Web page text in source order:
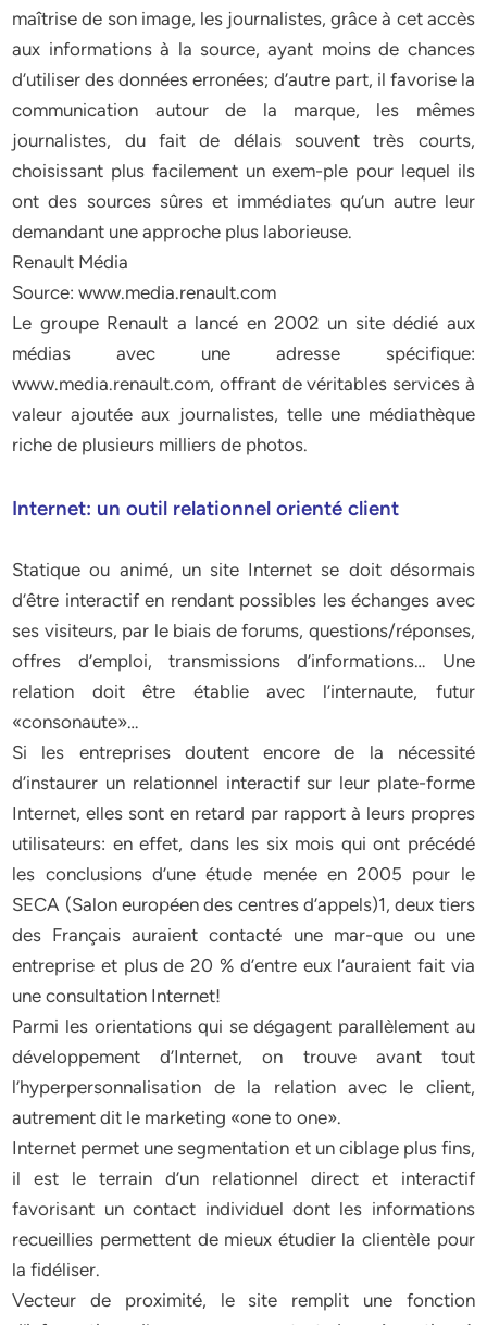
maîtrise de son image, les journalistes, grâce à cet accès
aux informations à la source, ayant moins de chances
d’utiliser des données erronées; d’autre part, il favorise la
communication autour de la marque, les mêmes
journalistes, du fait de délais souvent très courts,
choisissant plus facilement un exem-ple pour lequel ils
ont des sources sûres et immédiates qu’un autre leur
demandant une approche plus laborieuse.
Renault Média
Source: www.media.renault.com
Le groupe Renault a lancé en 2002 un site dédié aux
médias avec une adresse spécifique:
www.media.renault.com, offrant de véritables services à
valeur ajoutée aux journalistes, telle une médiathèque
riche de plusieurs milliers de photos.
Internet: un outil relationnel orienté client
Statique ou animé, un site Internet se doit désormais
d’être interactif en rendant possibles les échanges avec
ses visiteurs, par le biais de forums, questions/réponses,
offres d’emploi, transmissions d’informations… Une
relation doit être établie avec l’internaute, futur
«consonaute»…
Si les entreprises doutent encore de la nécessité
d’instaurer un relationnel interactif sur leur plate-forme
Internet, elles sont en retard par rapport à leurs propres
utilisateurs: en effet, dans les six mois qui ont précédé
les conclusions d’une étude menée en 2005 pour le
SECA (Salon européen des centres d’appels)1, deux tiers
des Français auraient contacté une mar-que ou une
entreprise et plus de 20 % d’entre eux l’auraient fait via
une consultation Internet!
Parmi les orientations qui se dégagent parallèlement au
développement d’Internet, on trouve avant tout
l’hyperpersonnalisation de la relation avec le client,
autrement dit le marketing «one to one».
Internet permet une segmentation et un ciblage plus fins,
il est le terrain d’un relationnel direct et interactif
favorisant un contact individuel dont les informations
recueillies permettent de mieux étudier la clientèle pour
la fidéliser.
Vecteur de proximité, le site remplit une fonction